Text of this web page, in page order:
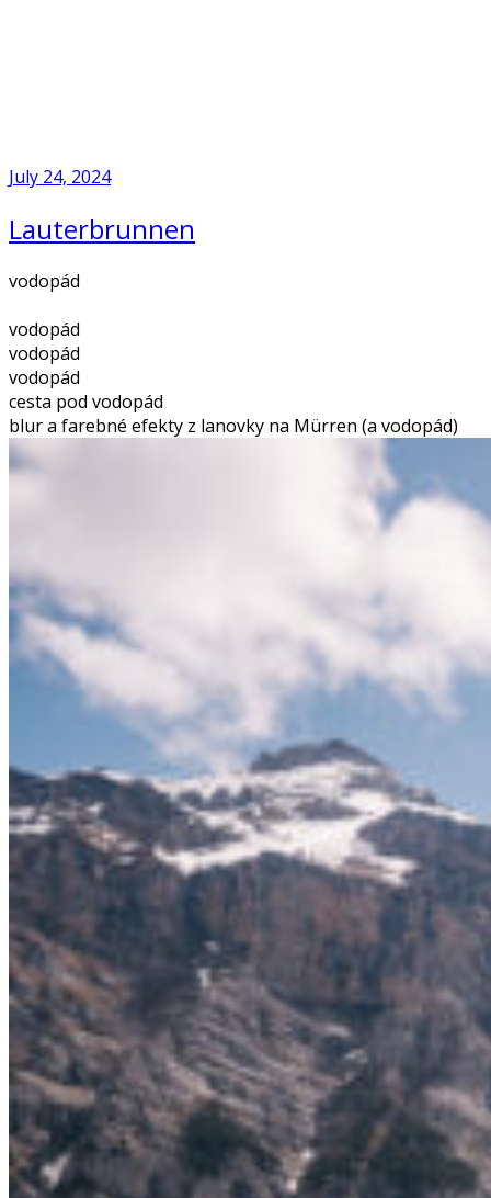
July 24, 2024
Lauterbrunnen
vodopád
vodopád
vodopád
vodopád
cesta pod vodopád
blur a farebné efekty z lanovky na Mürren (a vodopád)